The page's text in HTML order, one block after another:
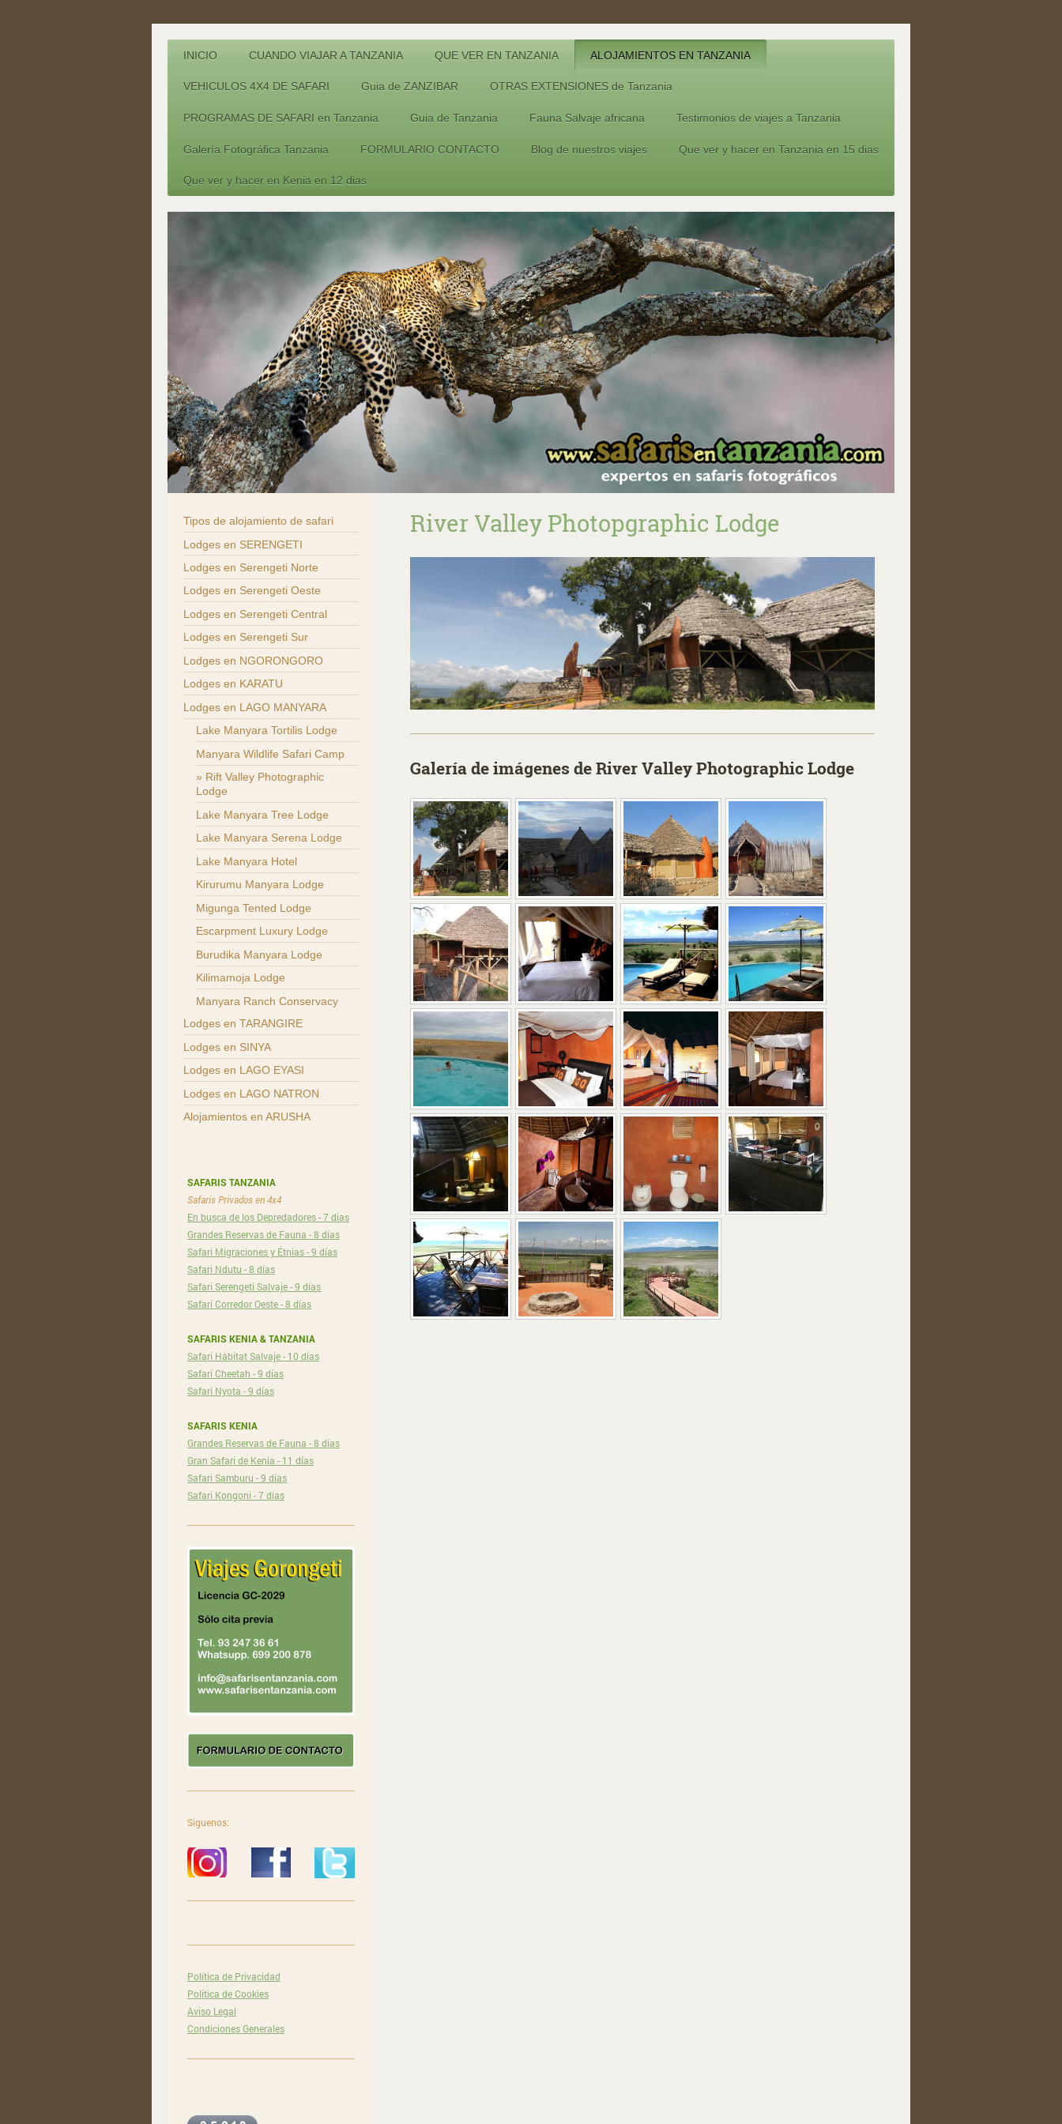
INICIO CUANDO VIAJAR A TANZANIA QUE VER EN TANZANIA ALOJAMIENTOS EN TANZANIA
VEHICULOS 4X4 DE SAFARI Guia de ZANZIBAR OTRAS EXTENSIONES de Tanzania
PROGRAMAS DE SAFARI en Tanzania Guia de Tanzania Fauna Salvaje africana Testimonios de viajes a Tanzania
Galería Fotográfica Tanzania FORMULARIO CONTACTO Blog de nuestros viajes Que ver y hacer en Tanzania en 15 dias
Que ver y hacer en Kenia en 12 dias
River Valley Photopgraphic Lodge
Galería de imágenes de River Valley Photographic Lodge
Tipos de alojamiento de safari
Lodges en SERENGETI
Lodges en Serengeti Norte
Lodges en Serengeti Oeste
Lodges en Serengeti Central
Lodges en Serengeti Sur
Lodges en NGORONGORO
Lodges en KARATU
Lodges en LAGO MANYARA
Lake Manyara Tortilis Lodge
Manyara Wildlife Safari Camp
Rift Valley Photographic
Lodge
Lake Manyara Tree Lodge
Lake Manyara Serena Lodge
Lake Manyara Hotel
Kirurumu Manyara Lodge
Migunga Tented Lodge
Escarpment Luxury Lodge
Burudika Manyara Lodge
Kilimamoja Lodge
Manyara Ranch Conservacy
Lodges en TARANGIRE
Lodges en SINYA
Lodges en LAGO EYASI
Lodges en LAGO NATRON
Alojamientos en ARUSHA
SAFARIS TANZANIA
Safaris Privados en 4x4
En busca de los Depredadores - 7 días
Grandes Reservas de Fauna - 8 días
Safari Migraciones y Étnias - 9 días
Safari Ndutu - 8 días
Safari Serengeti Salvaje - 9 días
Safari Corredor Oeste - 8 días
SAFARIS KENIA & TANZANIA
Safari Hábitat Salvaje - 10 días
Safari Cheetah - 9 días
Safari Nyota - 9 días
SAFARIS KENIA
Grandes Reservas de Fauna - 8 días
Gran Safari de Kenia - 11 días
Safari Samburu - 9 días
Safari Kongoni - 7 días
Siguenos:
Política de Privacidad
Política de Cookies
Aviso Legal
Condiciones Generales